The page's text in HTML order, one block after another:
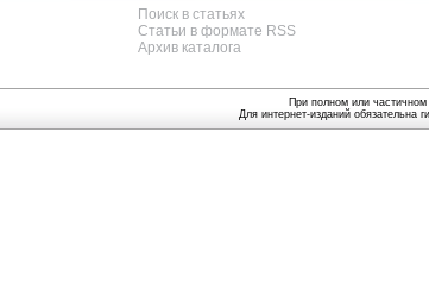
Поиск в статьях
Статьи в формате RSS
Архив каталога
При полном или
Для интернет-изданий обязательна